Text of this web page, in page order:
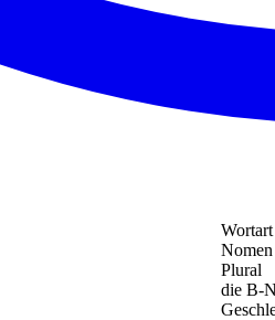
Wortart
Nomen
Plural
die B-